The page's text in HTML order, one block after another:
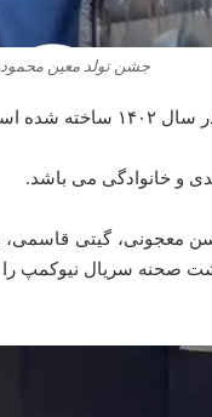
جشن تولد معین
شده است.
و خانوادگی می‌ باشد.
معجونی، گیتی قاسمی،
صحنه سریال نیوکمپ را